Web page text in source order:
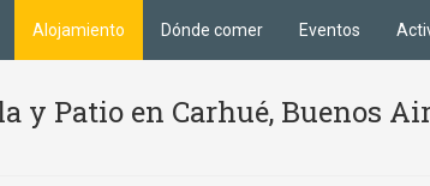
Alojamiento Dónde comer Eventos
y Patio en Carhué, Buenos